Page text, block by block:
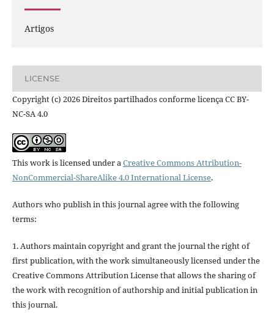
Artigos
LICENSE
Copyright (c) 2026 Direitos partilhados conforme licença CC BY-
NC-SA 4.0
This work is licensed under aCreative Commons Attribution-
NonCommercial-ShareAlike 4.0 International License.
Authors who publish in this journal agree with the following
terms:
1. Authors maintain copyright and grant the journal the right of
first publication, with the work simultaneously licensed under the
Creative Commons Attribution License that allows the sharing of
the work with recognition of authorship and initial publication in
this journal.